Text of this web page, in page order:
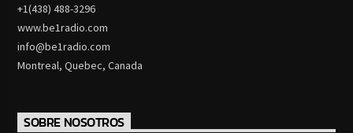
+1(438) 488-3296
www.be1radio.com
info@be1radio.com
Montreal, Quebec, Canada
SOBRE NOSOTROS